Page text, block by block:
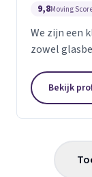
9,8Moving
We zijn een
zowel
bedrijven
voor ons...
Bekijk